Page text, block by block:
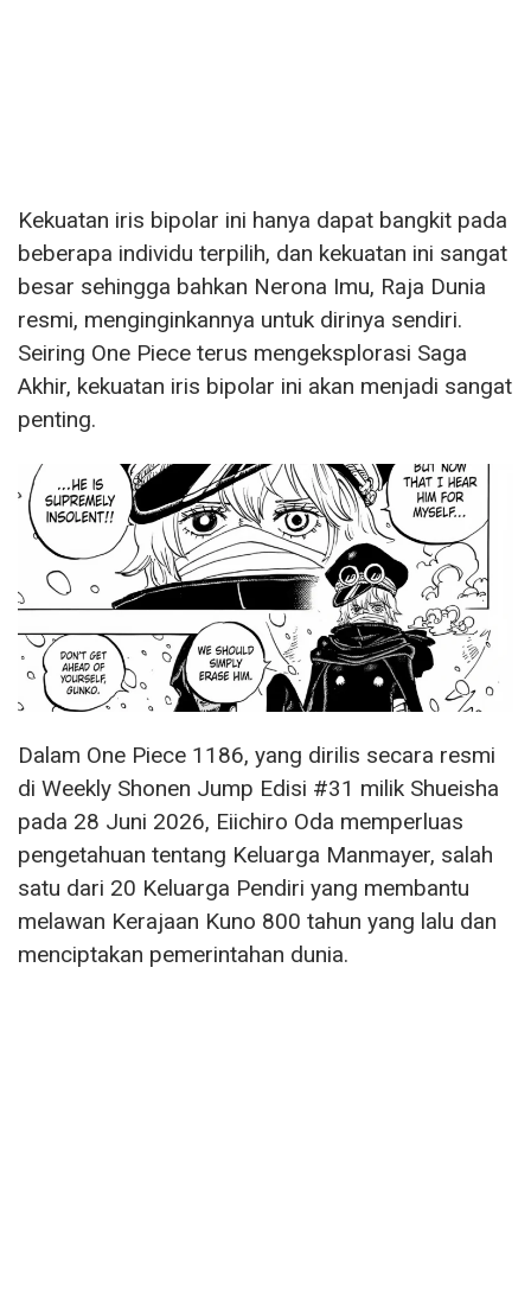
Kekuatan iris bipolar ini hanya dapat bangkit pada
beberapa individu terpilih, dan kekuatan ini sangat
besar sehingga bahkan Nerona Imu, Raja Dunia
resmi, menginginkannya untuk dirinya sendiri.
Seiring One Piece terus mengeksplorasi Saga
Akhir, kekuatan iris bipolar ini akan menjadi sangat
penting.
Dalam One Piece 1186, yang dirilis secara resmi
di Weekly Shonen Jump Edisi #31 milik Shueisha
pada 28 Juni 2026, Eiichiro Oda memperluas
pengetahuan tentang Keluarga Manmayer, salah
satu dari 20 Keluarga Pendiri yang membantu
melawan Kerajaan Kuno 800 tahun yang lalu dan
menciptakan pemerintahan dunia.